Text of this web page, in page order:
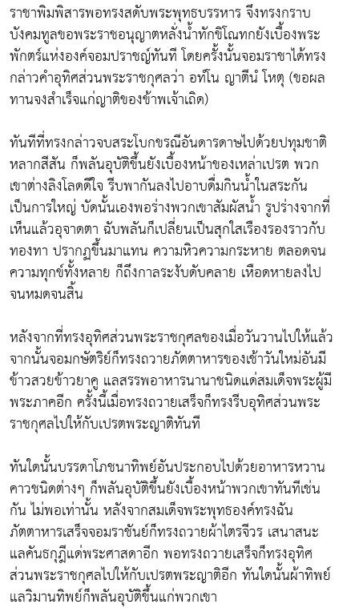
ราชาพิมพิสารพอทรงสดับพระพุทธบรรหาร จึงทรงกราบ
บังคมทูลขอพระราชอนุญาตหลั่งน้ำทักขิโณทกยังเบื้องพระ
พักตร์แห่งองค์จอมปราชญ์ทันที โดยครั้งนั้นจอมราชาได้ทรง
กล่าวคำอุทิศส่วนพระราชกุศลว่า อทํโน ญาตีนํ โหตุ (ขอผล
ทานจงสำเร็จแก่ญาติของข้าพเจ้าเถิด)
ทันทีที่ทรงกล่าวจบสระโบกขรณีอันดารดาษไปด้วยปทุมชาติ
หลากสีสัน ก็พลันอุบัติขึ้นยังเบื้องหน้าของเหล่าเปรต พวก
เขาต่างลิงโลดดีใจ รีบพากันลงไปอาบดื่มกินน้ำในสระกัน
เป็นการใหญ่ บัดนั้นเองพอร่างพวกเขาสัมผัสน้ำ รูปร่างจากที่
เห็นแล้วอุจาดตา ฉับพลันก็เปลี่ยนเป็นสุกใสเรืองรองราวกับ
ทองทา ปรากฏขึ้นมาแทน ความหิวความกระหาย ตลอดจน
ความทุกข์ทั้งหลาย ก็ถึงกาลระงับดับคลาย เหือดหายลงไป
จนหมดจนสิ้น
หลังจากที่ทรงอุทิศส่วนพระราชกุศลของเมื่อวันวานไปให้แล้ว
จากนั้นจอมกษัตริย์ก็ทรงถวายภัตตาหารของเช้าวันใหม่อันมี
ข้าวสวยข้าวยาคู แลสรรพอาหารนานาชนิดแด่สมเด็จพระผู้มี
พระภาคอีก ครั้งนี้เมื่อทรงถวายเสร็จก็ทรงรีบอุทิศส่วนพระ
ราชกุศลไปให้กับเปรตพระญาติทันที
ทันใดนั้นบรรดาโภชนาทิพย์อันประกอบไปด้วยอาหารหวาน
คาวชนิดต่างๆ ก็พลันอุบัติขึ้นยังเบื้องหน้าพวกเขาทันทีเช่น
กัน ไม่พอเท่านั้น หลังจากสมเด็จพระพุทธองค์ทรงฉัน
ภัตตาหารเสร็จจอมราชันย์ก็ทรงถวายผ้าไตรจีวร เสนาสนะ
แลคันธกุฎีแด่พระศาสดาอีก พอทรงถวายเสร็จก็ทรงอุทิศ
ส่วนพระราชกุศลไปให้กับเปรตพระญาติอีก ทันใดนั้นผ้าทิพย์
แลวิมานทิพย์ก็พลันอุบัติขึ้นแก่พวกเขา